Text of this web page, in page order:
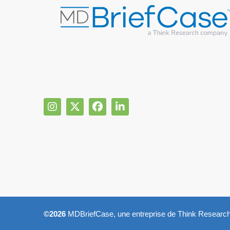
©2026 MDBriefCase, une entreprise de Think